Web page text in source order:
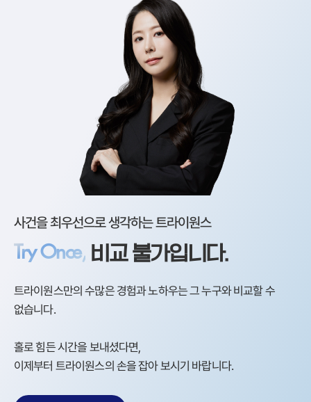
사건을 최우선으로 생각하는 트라이원스
Try Once, 비교 불가입니다.
트라이원스만의 수많은 경험과 노하우는 그 누구와 비교할 수
없습니다.
홀로 힘든 시간을 보내셨다면,
이제부터 트라이원스의 손을 잡아 보시기 바랍니다.